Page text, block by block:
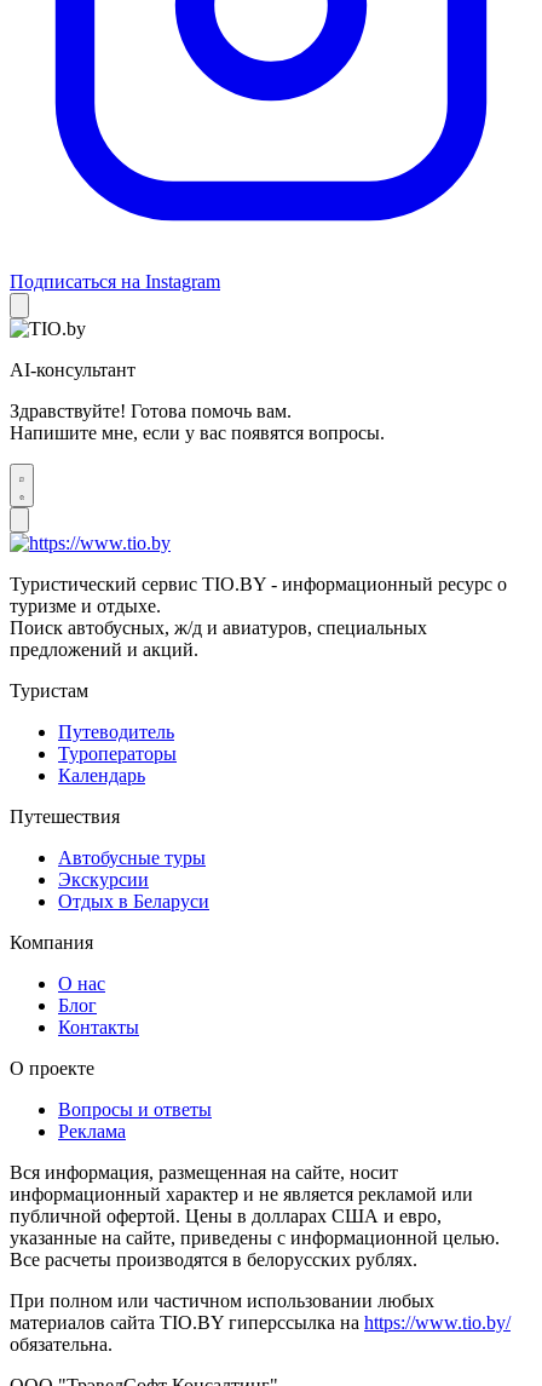
Подписаться на Instagram
AI-консультант
Здравствуйте! Готова помочь вам.
Напишите мне, если у вас появятся вопросы.
Туристический сервис TIO.BY - информационный ресурс о
туризме и отдыхе.
Поиск автобусных, ж/д и авиатуров, специальных
предложений и акций.
Туристам
Путеводитель
Туроператоры
Календарь
Путешествия
Автобусные туры
Экскурсии
Отдых в Беларуси
Компания
О нас
Блог
Контакты
О проекте
Вопросы и ответы
Реклама
Вся информация, размещенная на сайте, носит
информационный характер и не является рекламой или
публичной офертой. Цены в долларах США и евро,
указанные на сайте, приведены с информационной целью.
Все расчеты производятся в белорусских рублях.
При полном или частичном использовании любых
материалов сайта TIO.BY гиперссылка на https://www.tio.by/
обязательна.